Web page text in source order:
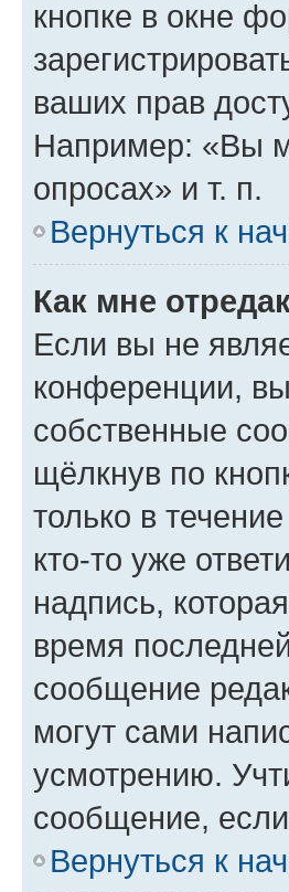
кнопке в окне
ваших прав
Например: «Вы
опросах» и т. п.
Вернуться к
Как мне
Если вы не
конференции,
собственные
щёлкнув по
только в
кто-то уже
надпись,
время
сообщение
могут сами
усмотрению.
сообщение, если
Вернуться к